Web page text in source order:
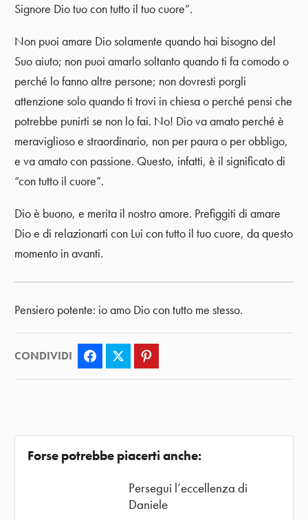
Signore Dio tuo con tutto il tuo cuore”.
Non puoi amare Dio solamente quando hai bisogno del
Suo aiuto; non puoi amarlo soltanto quando ti fa comodo o
perché lo fanno altre persone; non dovresti porgli
attenzione solo quando ti trovi in chiesa o perché pensi che
potrebbe punirti se non lo fai. No! Dio va amato perché è
meraviglioso e straordinario, non per paura o per obbligo,
e va amato con passione. Questo, infatti, è il significato di
“con tutto il cuore”.
Dio è buono, e merita il nostro amore. Prefiggiti di amare
Dio e di relazionarti con Lui con tutto il tuo cuore, da questo
momento in avanti.
Pensiero potente: io amo Dio con tutto me stesso.
CONDIVIDI Facebook Twitter
Forse potrebbe piacerti anche:
Persegui l’eccellenza di
Daniele